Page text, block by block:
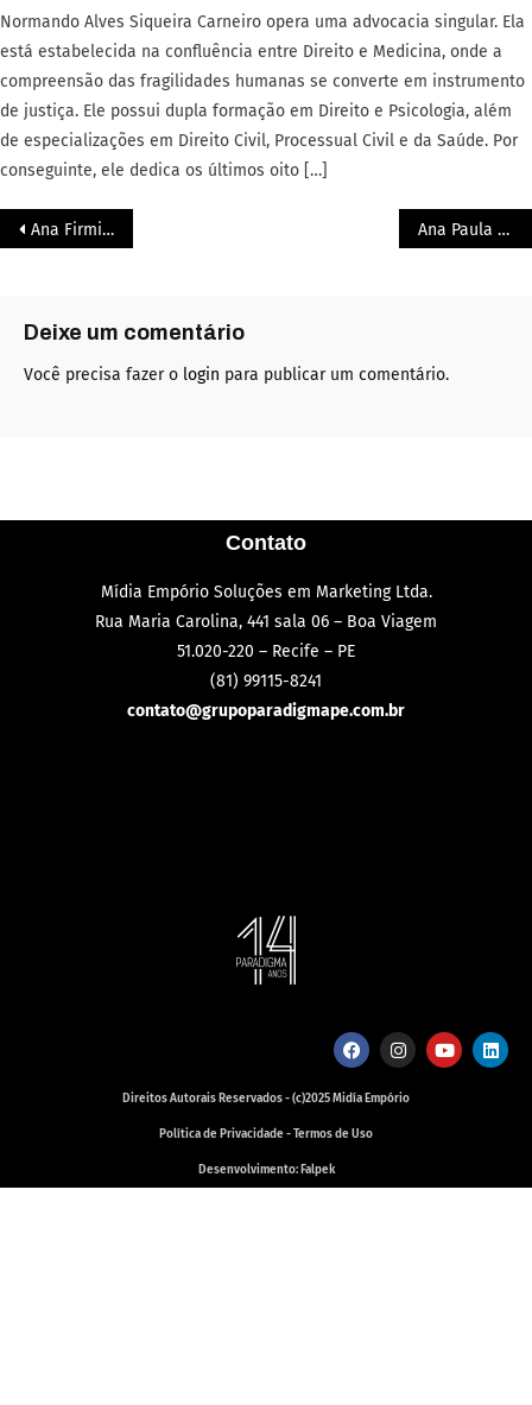
Normando Alves Siqueira Carneiro opera uma advocacia singular. Ela
está estabelecida na confluência entre Direito e Medicina, onde a
compreensão das fragilidades humanas se converte em instrumento
de justiça. Ele possui dupla formação em Direito e Psicologia, além
de especializações em Direito Civil, Processual Civil e da Saúde. Por
conseguinte, ele dedica os últimos oito […]
Ana Firmino: A Liderança Jurídica que Renasceu em Jaboatão Ana Paula Azevêdo: Da Vocação Infantil à Liderança na Governança Antidiscriminatória
Deixe um comentário
Você precisa fazer o login para publicar um comentário.
Contato
Mídia Empório Soluções em Marketing Ltda.
Rua Maria Carolina, 441 sala 06 – Boa Viagem
51.020-220 – Recife – PE
(81) 99115-8241
contato@grupoparadigmape.com.br
Política de Privacidade - Termos de Uso